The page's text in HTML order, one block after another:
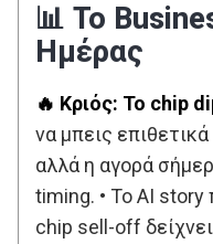
📊 Το
Ημέρας
🔥 Κριός: Το chip
να μπεις
αλλά η αγορά
timing. • Το AI
chip sell-off